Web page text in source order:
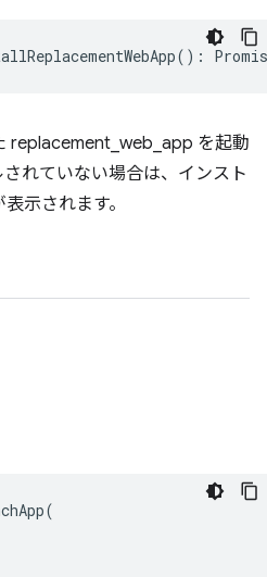
() :
replacement_web_app を起動
れていない場合は、インスト
示されます。
(